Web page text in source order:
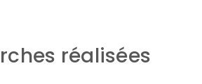
réalisées